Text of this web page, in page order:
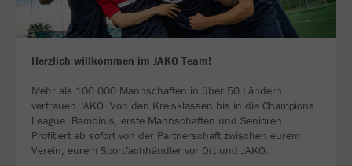
Herzlich willkommen im JAKO Team!
Mehr als 100.000 Mannschaften in über 50 Ländern
vertrauen JAKO. Von den Kreisklassen bis in die Champions
League. Bambinis, erste Mannschaften und Senioren.
Profitiert ab sofort von der Partnerschaft zwischen eurem
Verein, eurem Sportfachhändler vor Ort und JAKO.